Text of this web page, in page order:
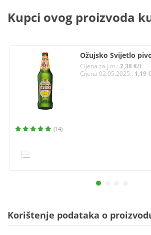
Kupci ovog proizvoda
Ožujsko Svijetlo
Cijena za j.m.:2,38 €/l
Cijena 02.05.2025.: 1,19
(14)
Korištenje podataka o